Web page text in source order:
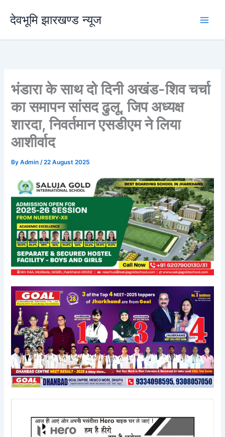
content
देवभूमि झारखण्ड न्यूज
भंडारा के साथ दो दिनी अखंड-शिव चर्चा
का समापन सांसद ढुलू, जिप अध्यक्ष
शारदा, निवर्तमान एसडीएम ने लिया
आशीर्वाद
ByAdmin/22 August 2025